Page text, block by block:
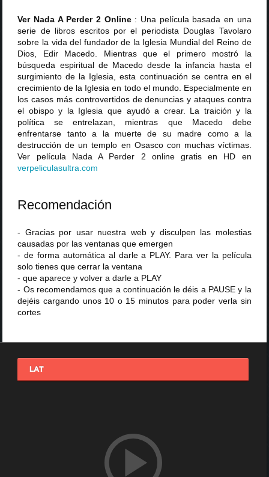
Ver Nada A Perder 2 Online : Una película basada en una
serie de libros escritos por el periodista Douglas Tavolaro
sobre la vida del fundador de la Iglesia Mundial del Reino de
Dios, Edir Macedo. Mientras que el primero mostró la
búsqueda espiritual de Macedo desde la infancia hasta el
surgimiento de la Iglesia, esta continuación se centra en el
crecimiento de la Iglesia en todo el mundo. Especialmente en
los casos más controvertidos de denuncias y ataques contra
el obispo y la Iglesia que ayudó a crear. La traición y la
política se entrelazan, mientras que Macedo debe
enfrentarse tanto a la muerte de su madre como a la
destrucción de un templo en Osasco con muchas víctimas.
Ver película Nada A Perder 2 online gratis en HD en
verpeliculasultra .com
Recomendación
- Gracias por usar nuestra web y disculpen las molestias
causadas por las ventanas que emergen
- de forma automática al darle a PLAY. Para ver la película
solo tienes que cerrar la ventana
- que aparece y volver a darle a PLAY
- Os recomendamos que a continuación le déis a PAUSE y la
dejéis cargando unos 10 o 15 minutos para poder verla sin
cortes
LAT